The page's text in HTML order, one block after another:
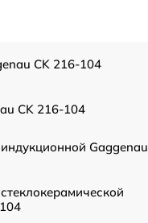
CK 216-104
CK 216-104
Gaggenau